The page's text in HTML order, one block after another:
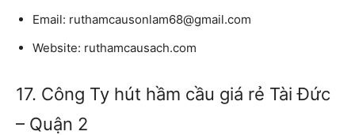
Email: ruthamcausonlam68@gmail.com
Website: ruthamcausach.com
17. Công Ty hút hầm cầu giá rẻ Tài Đức
– Quận 2